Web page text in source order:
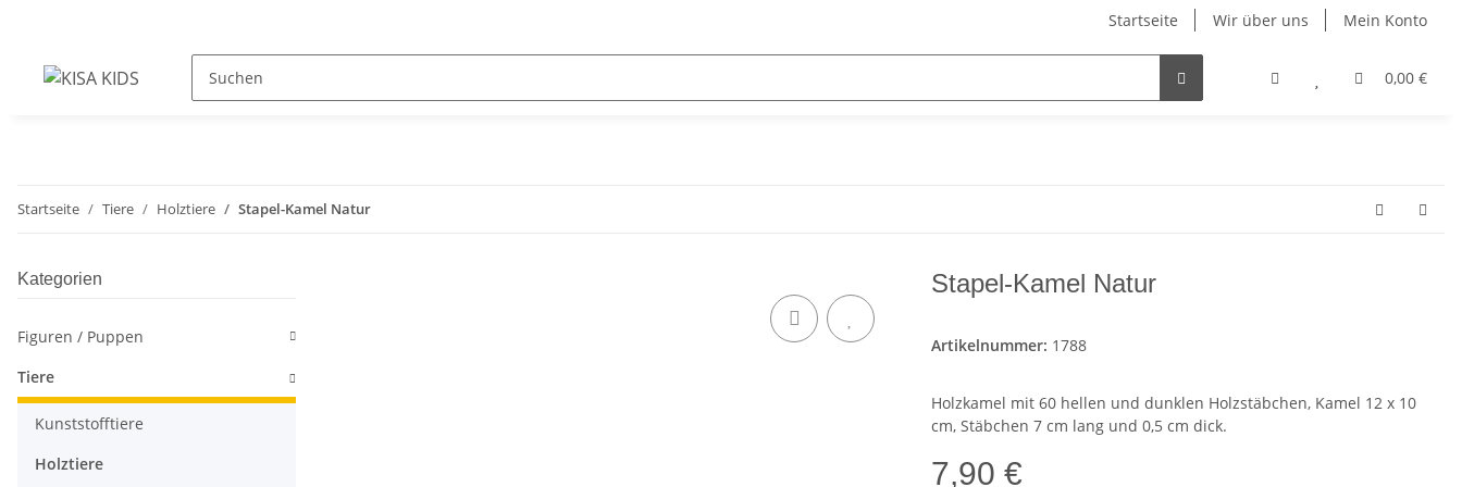
Startseite Wir über uns Mein Konto
0,00 €
Startseite Tiere Holztiere Stapel-Kamel Natur
Stapel-Kamel Natur
Artikelnummer: 1788
Holzkamel mit 60 hellen und dunklen Holzstäbchen, Kamel 12 x 10
cm, Stäbchen 7 cm lang und 0,5 cm dick.
7,90 €
Kategorien
Figuren / Puppen
Tiere
Kunststofftiere
Holztiere